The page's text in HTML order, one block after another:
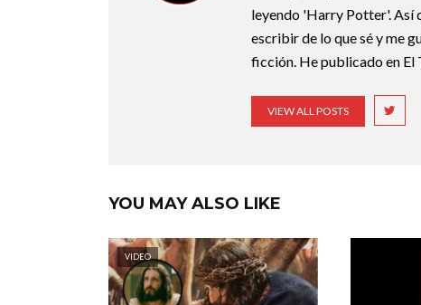
leyendo 'Harry Potter'. Así
escribir de lo que sé y me
ficción. He publicado en
VIEW ALL POSTS
YOU MAY ALSO LIKE
VIDEO